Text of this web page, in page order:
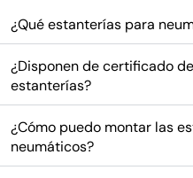
¿Qué estanterías para
¿Disponen de certificado
estanterías?
¿Cómo puedo montar las
neumáticos?